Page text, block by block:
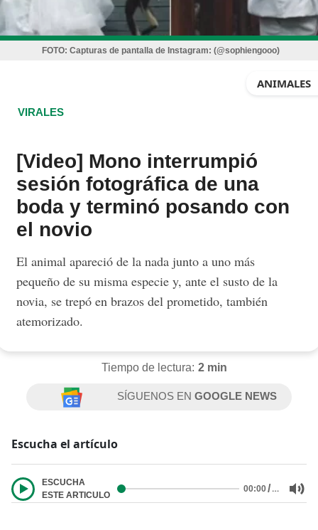
FOTO: Capturas de pantalla de Instagram: (@sophiengooo)
ANIMALES
VIRALES
[Video] Mono interrumpió
sesión fotográfica de una
boda y terminó posando con
el novio
El animal apareció de la nada junto a uno más
pequeño de su misma especie y, ante el susto de la
novia, se trepó en brazos del prometido, también
atemorizado.
Tiempo de lectura: 2 min
SÍGUENOS ENGOOGLE NEWS
Escucha el artículo
ESCUCHA
ESTE ARTICULO
00:00/…